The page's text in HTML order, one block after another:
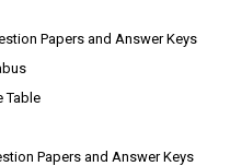
Papers and Answer Keys
Table
Papers and Answer Keys